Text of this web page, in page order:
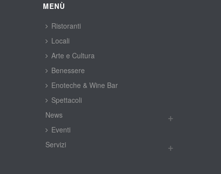
MENÙ
Ristoranti
Locali
Arte e Cultura
Benessere
Enoteche & Wine Bar
Spettacoli
New
Eventi
Servizi